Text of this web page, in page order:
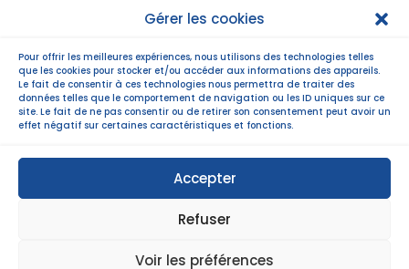
Gérer les cookies
Pour offrir les meilleures expériences, nous utilisons des technologies telles
que les cookies pour stocker et/ou accéder aux informations des appareils.
Le fait de consentir à ces technologies nous permettra de traiter des
données telles que le comportement de navigation ou les ID uniques sur ce
site. Le fait de ne pas consentir ou de retirer son consentement peut avoir un
effet négatif sur certaines caractéristiques et fonctions.
Accepter
Refuser
Voir les préférences